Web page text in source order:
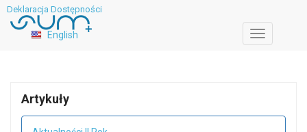
Deklaracja Dostępności
Toggle
English
Artykuły